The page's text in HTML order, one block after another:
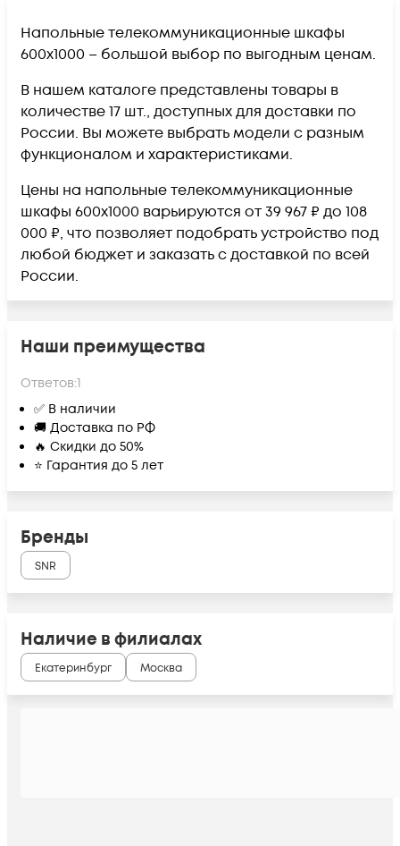
Напольные телекоммуникационные шкафы
600x1000 – большой выбор по выгодным ценам.
В нашем каталоге представлены товары в
количестве 17 шт., доступных для доставки по
России. Вы можете выбрать модели с разным
функционалом и характеристиками.
Цены на напольные телекоммуникационные
шкафы 600x1000 варьируются от 39 967 ₽ до 108
000 ₽, что позволяет подобрать устройство под
любой бюджет и заказать с доставкой по всей
России.
Наши преимущества
Ответов:1
✅ В наличии
🚚 Доставка по РФ
🔥 Скидки до 50%
⭐ Гарантия до 5 лет
Бренды
SNR
Наличие в филиалах
Екатеринбург Москва